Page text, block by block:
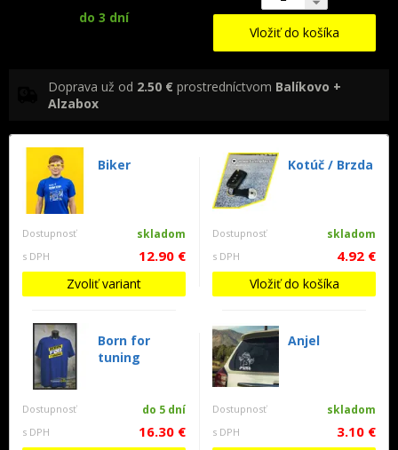
do 3 dní
Vložiť do košíka
Doprava už od 2.50 € prostredníctvom Balíkovo +
Alzabox
Biker
Dostupnosť skladom
s DPH 12.90 €
Zvoliť variant
Kotúč / Brzda
Dostupnosť skladom
s DPH 4.92 €
Vložiť do košíka
Born for
tuning
Dostupnosť do 5 dní
s DPH 16.30 €
Anjel
Dostupnosť skladom
s DPH 3.10 €